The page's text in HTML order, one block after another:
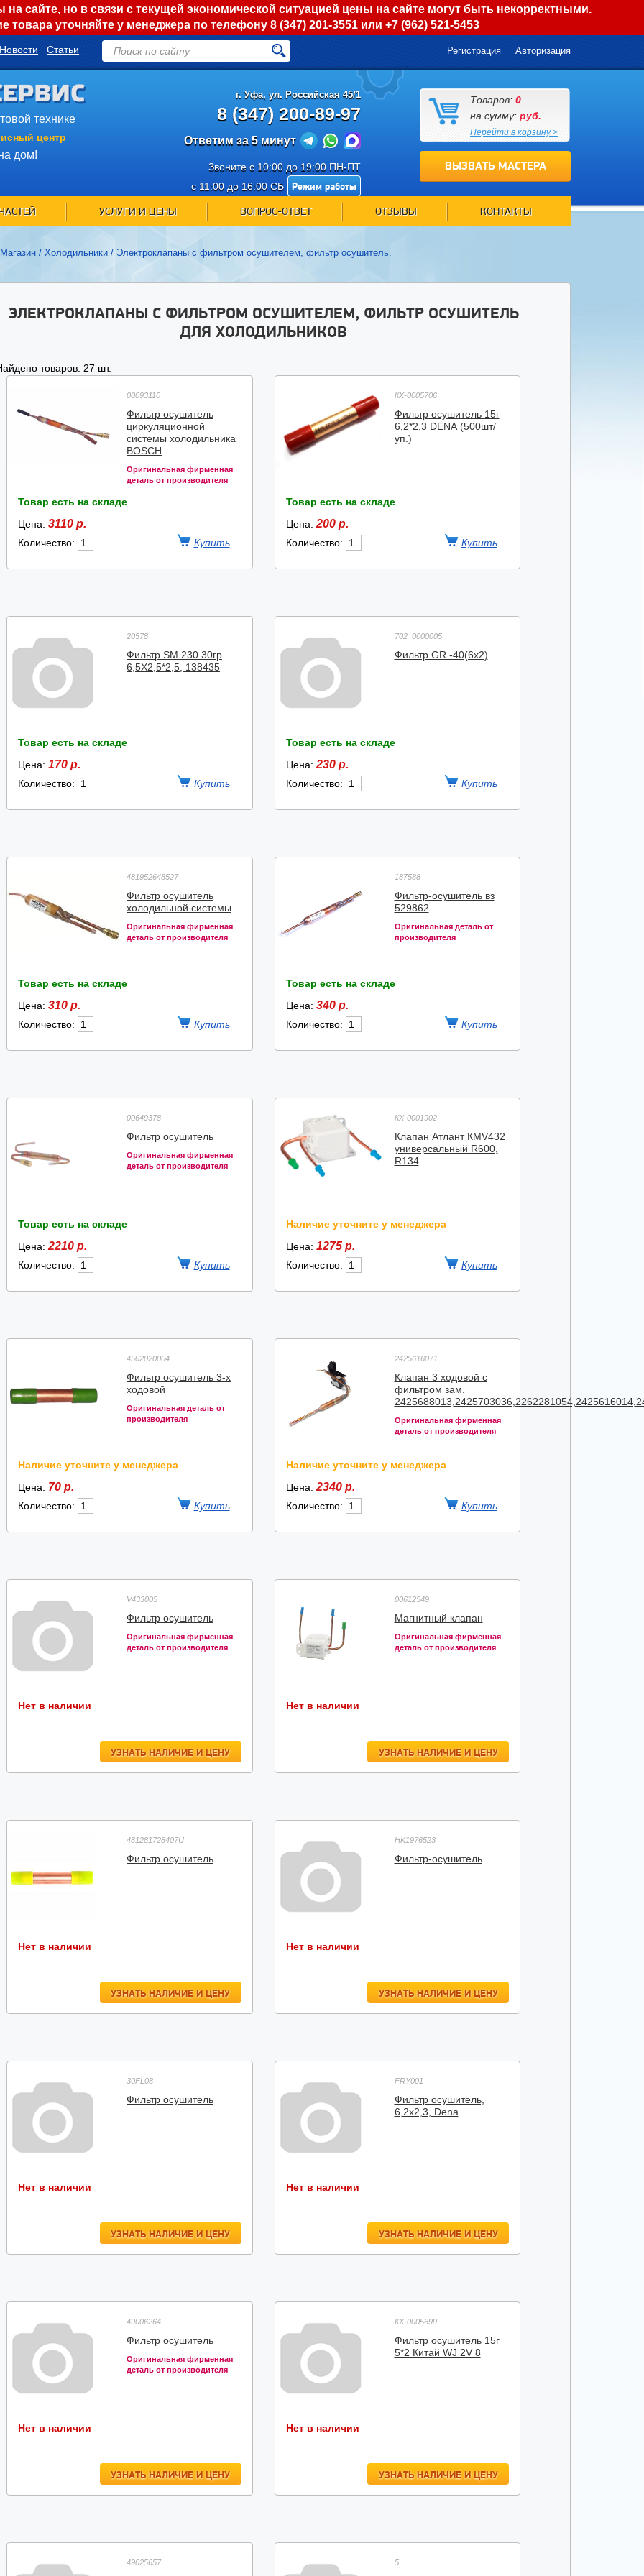
сайте, но в связи с текущей экономической ситуацией цены на сайте могут быть некорректными.
товара уточняйте у менеджера по телефону 8 (347) 201-3551или +7 (962) 521-5453
Новости Статьи Регистрация Авторизация
технике
центр
дом!
г. Уфа, ул. Российская 45/1
8 (347) 200-89-97
Ответим за 5 минут
Звоните с 10:00 до 19:00 ПН-ПТ
с 11:00 до 16:00 СБ
Режим работы
Товаров: 0
на сумму: руб.
Перейти в корзину >
ВЫЗВАТЬ МАСТЕРА
УСЛУГИ И ЦЕНЫ ВОПРОС-ОТВЕТ ОТЗЫВЫ КОНТАКТЫ
Магазин / Холодильники / Электроклапаны с фильтром осушителем, фильтр осушитель.
ЭЛЕКТРОКЛАПАНЫ С ФИЛЬТРОМ ОСУШИТЕЛЕМ, ФИЛЬТР ОСУШИТЕЛЬ
ДЛЯ ХОЛОДИЛЬНИКОВ
товаров: 27 шт.
00093110
Фильтр осушитель
циркуляционной
системы холодильника
BOSCH
Оригинальная фирменная
деталь от производителя
Товар есть на складе
Цена: 3110 р.
Количество:
КХ-0005706
Фильтр осушитель 15г
6,2*2,3 DENА (500шт/
уп.)
Товар есть на складе
Цена: 200 р.
Количество:
20578
Фильтр SM 230 30гр
6,5X2,5*2,5, 138435
Товар есть на складе
Цена: 170 р.
Количество:
702_0000005
Фильтр GR -40(6x2)
Товар есть на складе
Цена: 230 р.
Количество:
481952648527
Фильтр осушитель
холодильной системы
Оригинальная фирменная
деталь от производителя
Товар есть на складе
Цена: 310 р.
Количество:
187588
Фильтр-осушитель вз
529862
Оригинальная деталь от
производителя
Товар есть на складе
Цена: 340 р.
Количество:
00649378
Фильтр осушитель
Оригинальная фирменная
деталь от производителя
Товар есть на складе
Цена: 2210 р.
Количество:
КХ-0001902
Клапан Атлант КМV432
универсальный R600,
R134
Наличие уточните у менеджера
Цена: 1275 р.
Количество:
4502020004
Фильтр осушитель 3-х
ходовой
Оригинальная деталь от
производителя
Наличие уточните у менеджера
Цена: 70 р.
Количество:
2425616071
Клапан 3 ходовой с
фильтром зам.
Оригинальная фирменная
деталь от производителя
Наличие уточните у менеджера
Цена: 2340 р.
Количество:
V433005
Фильтр осушитель
Оригинальная фирменная
деталь от производителя
УЗНАТЬ НАЛИЧИЕ И ЦЕНУ
Нет в наличии
00612549
Магнитный клапан
Оригинальная фирменная
деталь от производителя
УЗНАТЬ НАЛИЧИЕ И ЦЕНУ
Нет в наличии
481281728407U
Фильтр осушитель
УЗНАТЬ НАЛИЧИЕ И ЦЕНУ
Нет в наличии
HK1976523
Фильтр-осушитель
УЗНАТЬ НАЛИЧИЕ И ЦЕНУ
Нет в наличии
30FL08
Фильтр осушитель
УЗНАТЬ НАЛИЧИЕ И ЦЕНУ
Нет в наличии
FRY001
Фильтр осушитель,
6,2х2,3, Dena
УЗНАТЬ НАЛИЧИЕ И ЦЕНУ
Нет в наличии
49006264
Фильтр осушитель
Оригинальная фирменная
деталь от производителя
УЗНАТЬ НАЛИЧИЕ И ЦЕНУ
Нет в наличии
КХ-0005699
Фильтр осушитель 15г
5*2 Китай WJ 2V 8
УЗНАТЬ НАЛИЧИЕ И ЦЕНУ
Нет в наличии
49025657 5